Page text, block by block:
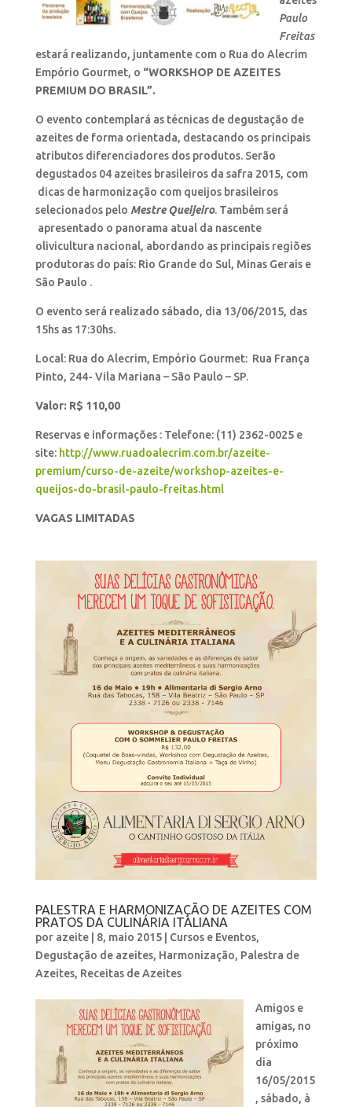
Paulo
Freitas
estará realizando, juntamente com o Rua do Alecrim
Empório Gourmet, o “WORKSHOP DE AZEITES
PREMIUM DO BRASIL”.
O evento contemplará as técnicas de degustação de
azeites de forma orientada, destacando os principais
atributos diferenciadores dos produtos. Serão
degustados 04 azeites brasileiros da safra 2015, com
dicas de harmonização com queijos brasileiros
selecionados pelo Mestre Queijeiro. Também será
apresentado o panorama atual da nascente
olivicultura nacional, abordando as principais regiões
produtoras do país: Rio Grande do Sul, Minas Gerais e
São Paulo .
O evento será realizado sábado, dia 13/06/2015, das
15hs as 17:30hs.
Local: Rua do Alecrim, Empório Gourmet: Rua França
Pinto, 244- Vila Mariana – São Paulo – SP.
Valor: R$ 110,00
Reservas e informações : Telefone: (11) 2362-0025 e
site: http://www.ruadoalecrim.com.br/azeite-
premium/curso-de-azeite/workshop-azeites-e-
queijos-do-brasil-paulo-freitas.html
VAGAS LIMITADAS
PALESTRA E HARMONIZAÇÃO DE AZEITES COM
PRATOS DA CULINÁRIA ITALIANA
por azeite| 8, maio 2015| Cursos e Eventos,
Degustação de azeites, Harmonização, Palestra de
Azeites, Receitas de Azeites
Amigos e
amigas, no
próximo
dia
16/05/2015
, sábado, à